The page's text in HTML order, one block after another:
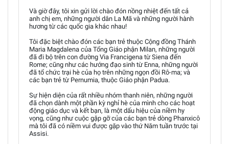
Và giờ đây, tôi xin gửi lời chào đón nồng nhiệt đến tất cả
anh chị em, những người dân La Mã và những người hành
hương từ các quốc gia khác nhau!
Tôi đặc biệt chào đón các bạn trẻ thuộc Cộng đồng Thánh
Maria Magdalena của Tổng Giáo phận Milan, những người
đã đi bộ trên con đường Via Francigena từ Siena đến
Rome; cũng như các hướng đạo sinh từ Enna, những người
đã tổ chức trại hè của họ trên những ngọn đồi Rô-ma; và
các bạn trẻ từ Pernumia, thuộc Giáo phận Padua.
Sự hiện diện của rất nhiều nhóm thanh niên, những người
đã chọn dành một phần kỳ nghỉ hè của mình cho các hoạt
động giáo dục và kết bạn, là một dấu hiệu của niềm hy
vọng, cũng như cuộc gặp gỡ của các bạn trẻ dòng Phanxicô
mà tôi đã có niềm vui được gặp vào thứ Năm tuần trước tại
Assisi.